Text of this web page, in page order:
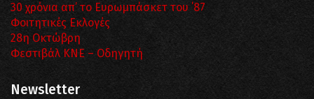
30 χρόνια απ’ το Ευρωμπάσκετ του ΄87
Φοιτητικές Εκλογές
28η Οκτώβρη
Φεστιβάλ ΚΝΕ – Οδηγητή
Newsletter